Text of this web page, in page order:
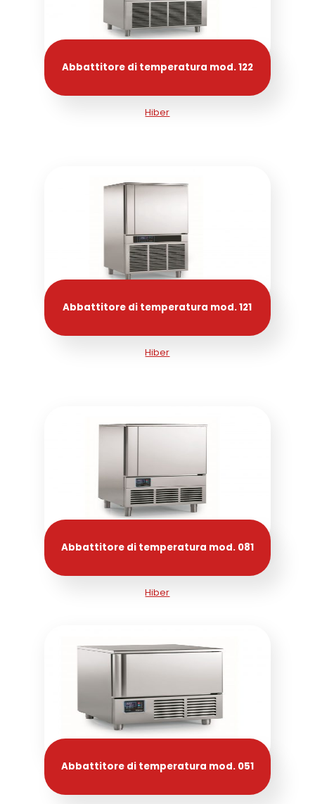
Abbattitore di temperatura mod. 122
Hiber
Abbattitore di temperatura mod. 121
Hiber
Abbattitore di temperatura mod. 081
Hiber
Abbattitore di temperatura mod. 051